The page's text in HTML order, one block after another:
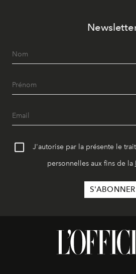
J'autorise par la présente le
personnelles aux fins de la